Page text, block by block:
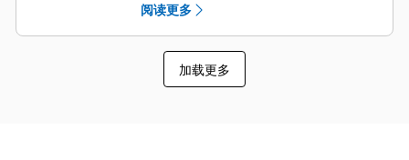
的液压装置。面板还附带防尘密封，
用于保护叉齿内部的关键零件。
使用安装支架辅助以保持安全的工作
环境，在机器上安装抓斗时，它可以
使支架保持竖直。
阅读更多
加载更多